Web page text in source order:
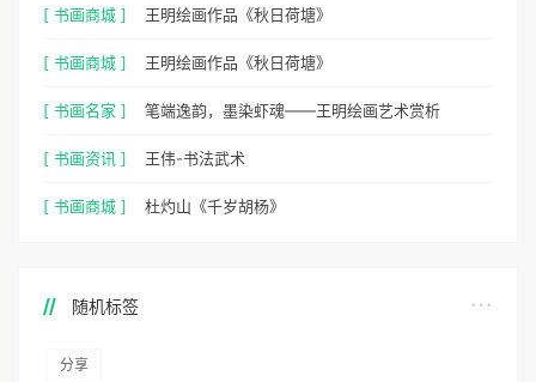
[ 书画商城 ] 王明绘画作品《秋日荷塘》
[ 书画商城 ] 王明绘画作品《秋日荷塘》
[ 书画名家 ] 笔端逸韵，墨染虾魂——王明绘画艺术赏析
[ 书画资讯 ] 王伟-书法武术
[ 书画商城 ] 杜灼山《千岁胡杨》
随机标签
分享